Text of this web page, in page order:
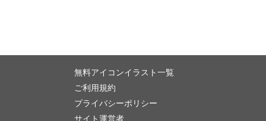
無料アイコンイラスト一覧
ご利用規約
プライバシーポリシー
サイト運営者